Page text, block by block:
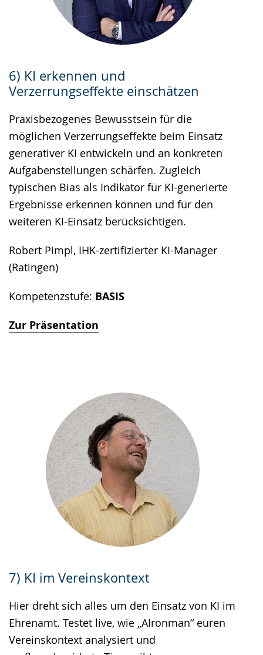
6) KI erkennen und
Verzerrungseffekte einschätzen
Praxisbezogenes Bewusstsein für die
möglichen Verzerrungseffekte beim Einsatz
generativer KI entwickeln und an konkreten
Aufgabenstellungen schärfen. Zugleich
typischen Bias als Indikator für KI-generierte
Ergebnisse erkennen können und für den
weiteren KI-Einsatz berücksichtigen.
Robert Pimpl, IHK-zertifizierter KI-Manager
(Ratingen)
Kompetenzstufe: BASIS
Zur Präsentation
7) KI im Vereinskontext
Hier dreht sich alles um den Einsatz von KI im
Ehrenamt. Testet live, wie „AIronman“ euren
Vereinskontext analysiert und